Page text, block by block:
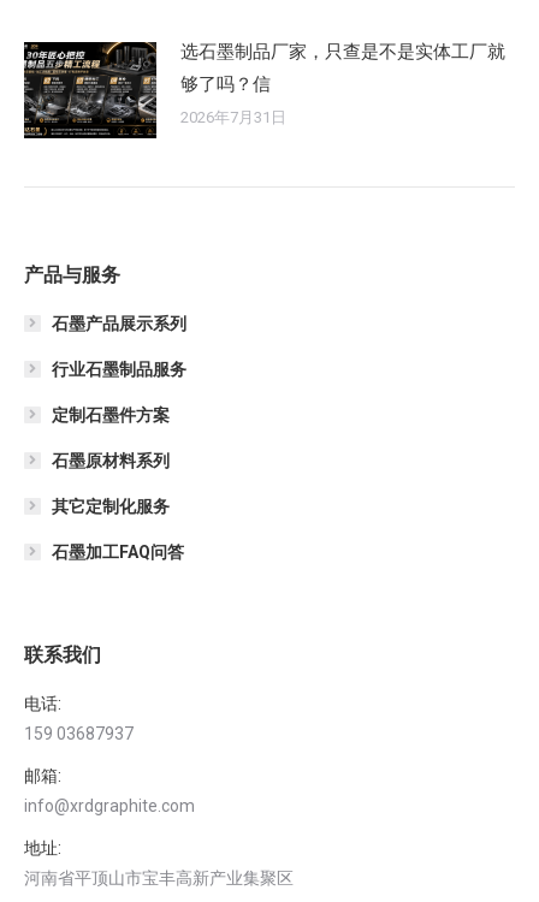
选石墨制品厂家，只查是不是实体工厂就
够了吗？信
2026年7月31日
产品与服务
石墨产品展示系列
行业石墨制品服务
定制石墨件方案
石墨原材料系列
其它定制化服务
石墨加工FAQ问答
联系我们
电话:
159 03687937
邮箱:
info@xrdgraphite.com
地址:
河南省平顶山市宝丰高新产业集聚区